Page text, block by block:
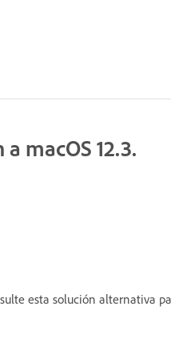
macOS 12.3.
esta solución alternativa